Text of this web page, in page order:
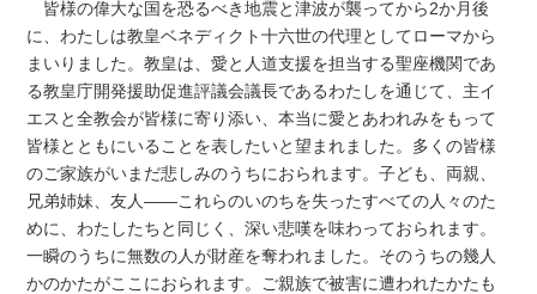
皆様の偉大な国を恐るべき地震と津波が襲ってから2か月後
に、わたしは教皇ベネディクト十六世の代理としてローマから
まいりました。教皇は、愛と人道支援を担当する聖座機関であ
る教皇庁開発援助促進評議会議長であるわたしを通じて、主イ
エスと全教会が皆様に寄り添い、本当に愛とあわれみをもって
皆様とともにいることを表したいと望まれました。多くの皆様
のご家族がいまだ悲しみのうちにおられます。子ども、両親、
兄弟姉妹、友人――これらのいのちを失ったすべての人々のた
めに、わたしたちと同じく、深い悲嘆を味わっておられます。
一瞬のうちに無数の人が財産を奪われました。そのうちの幾人
かのかたがここにおられます。ご親族で被害に遭われたかたも